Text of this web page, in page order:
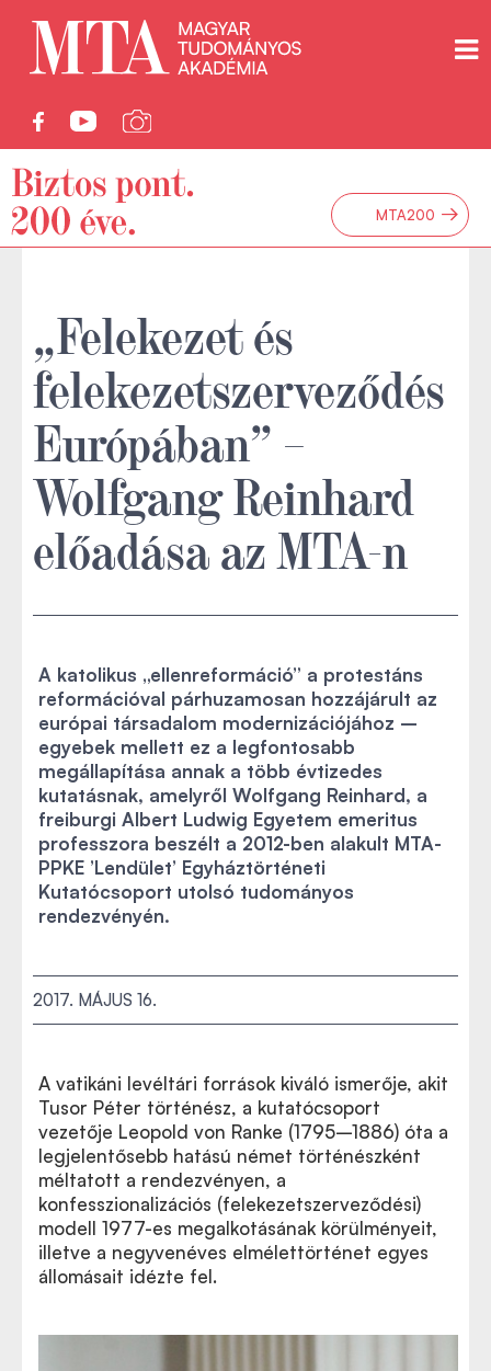
MTA200 →
„Felekezet és
felekezetszerveződés
Európában” –
Wolfgang Reinhard
előadása az MTA-n
A katolikus „ellenreformáció” a protestáns
reformációval párhuzamosan hozzájárult az
európai társadalom modernizációjához –
egyebek mellett ez a legfontosabb
megállapítása annak a több évtizedes
kutatásnak, amelyről Wolfgang Reinhard, a
freiburgi Albert Ludwig Egyetem emeritus
professzora beszélt a 2012-ben alakult MTA-
PPKE ’Lendület’ Egyháztörténeti
Kutatócsoport utolsó tudományos
rendezvényén.
2017. MÁJUS 16.
A vatikáni levéltári források kiváló ismerője, akit
Tusor Péter történész, a kutatócsoport
vezetője Leopold von Ranke (1795–1886) óta a
legjelentősebb hatású német történészként
méltatott a rendezvényen, a
konfesszionalizációs (felekezetszerveződési)
modell 1977-es megalkotásának körülményeit,
illetve a negyvenéves elmélettörténet egyes
állomásait idézte fel.